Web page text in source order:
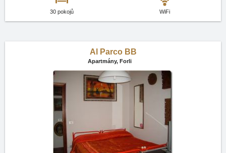
30 pokojů WiFi
Al Parco BB
Apartmány, Forli